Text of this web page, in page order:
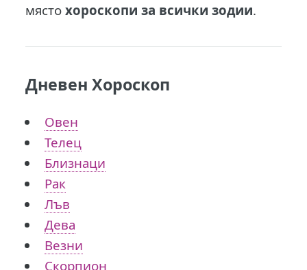
мястохороскопи за всички зодии.
Дневен Хороскоп
Овен
Телец
Близнаци
Рак
Лъв
Дева
Везни
Скорпион